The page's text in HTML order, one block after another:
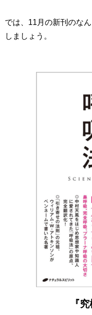
では、11月の新刊のな
しましょう。
『 究